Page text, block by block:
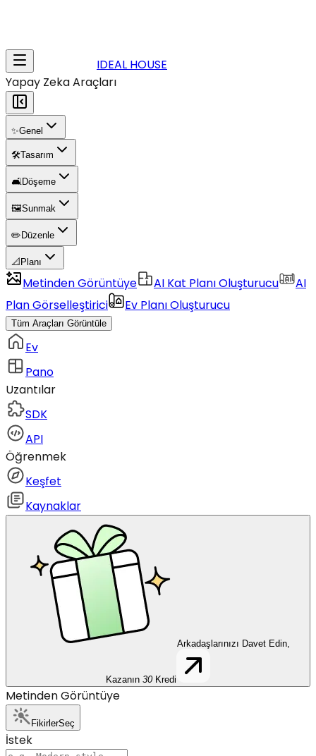
IDEAL HOUSE
Yapay Zeka Araçları
✨Genel
🛠️Tasarım
🛋️Döşeme
🖼️Sunmak
✏️ Düzenle
📐 Planı
Metinden Görüntüye AI Kat Planı Oluşturucu
AI
Plan Görselleştirici
Ev Planı Oluşturucu
Tüm Araçları Görüntüle
Ev
Pano
Uzantılar
SDK
API
Öğrenmek
Keşfet
Kaynaklar
Arkadaşlarınızı Davet Edin,
Kazanın 30 Kredi
Metinden Görüntüye
FikirlerSeç
İstek